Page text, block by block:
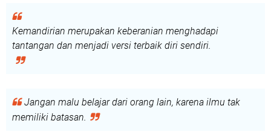
Kemandirian merupakan keberanian menghadapi
tantangan dan menjadi versi terbaik diri sendiri.
Jangan malu belajar dari orang lain, karena ilmu tak
memiliki batasan.